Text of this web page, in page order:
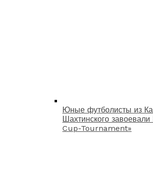
Юные футболисты из
Шахтинского
Cup-Tournament»